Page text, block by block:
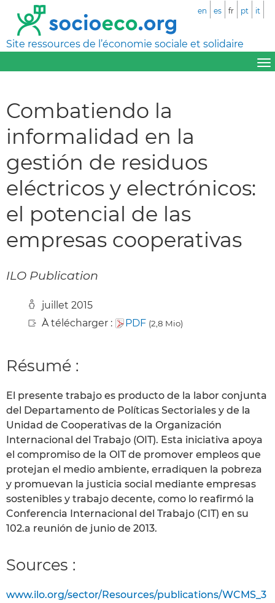
Site ressources de l’économie sociale et solidaire
en es fr pt it
Combatiendo la
informalidad en la
gestión de residuos
eléctricos y electrónicos:
el potencial de las
empresas cooperativas
ILO Publication
juillet 2015
À télécharger :
PDF (2,8 Mio)
Résumé :
El presente trabajo es producto de la labor conjunta
del Departamento de Políticas Sectoriales y de la
Unidad de Cooperativas de la Organización
Internacional del Trabajo (OIT). Esta iniciativa apoya
el compromiso de la OIT de promover empleos que
protejan el medio ambiente, erradiquen la pobreza
y promuevan la justicia social mediante empresas
sostenibles y trabajo decente, como lo reafirmó la
Conferencia Internacional del Trabajo (CIT) en su
102.a reunión de junio de 2013.
Sources :
www.ilo.org/sector/Resources/publications/WCMS_3